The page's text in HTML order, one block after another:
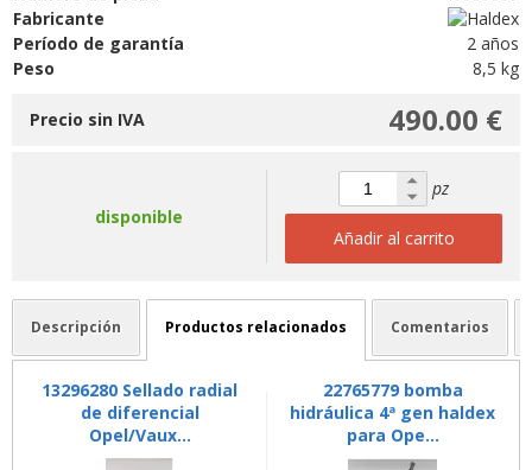
Fabricante
Período de garantía
2 años
Peso
8,5 kg
490.00 €
Precio sin IVA
disponible
pz
Añadir al carrito
Descripción Productos relacionados Comentarios
13296280 Sellado radial
de diferencial
Opel/Vaux...
22765779 bomba
hidráulica 4ª gen haldex
para Ope...